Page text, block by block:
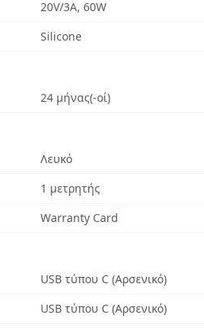
20V/3A, 60W
Silicone
24 μήνας(-οί)
Λευκό
1 μετρητής
Warranty Card
USB τύπου C (Αρσενικό)
USB τύπου C (Αρσενικό)